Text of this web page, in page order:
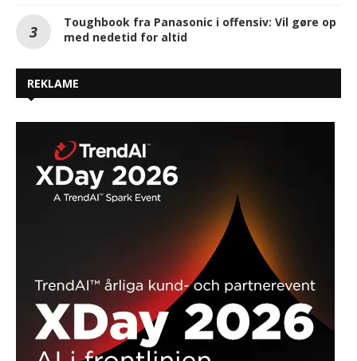
Toughbook fra Panasonic i offensiv: Vil gøre op
med nedetid for altid
REKLAME